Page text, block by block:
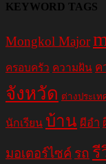
KEYWORD TAGS
Mongkol Major
ครอบครัว ความฝัน ค
จังหวัด ต่างประเท
นักเรียน บ้าน ผีอำ
มอเตอร์ไซค์ รถ รี